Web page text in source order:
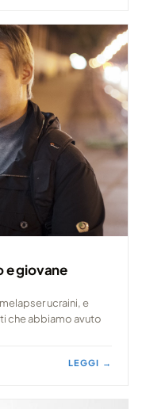
e giovane
ucraini, e
che abbiamo avuto
LEGGI →